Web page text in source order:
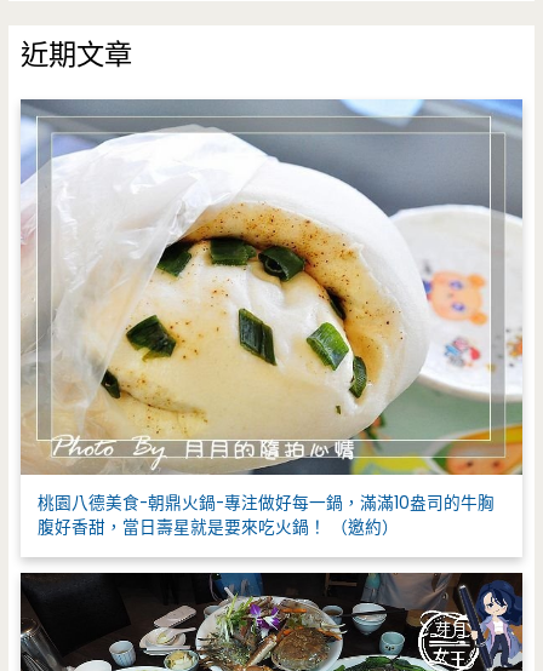
鍵
字
:
近期文章
桃園八德美食-朝鼎火鍋-專注做好每一鍋，滿滿10盎司的牛胸
腹好香甜，當日壽星就是要來吃火鍋！ （邀約）